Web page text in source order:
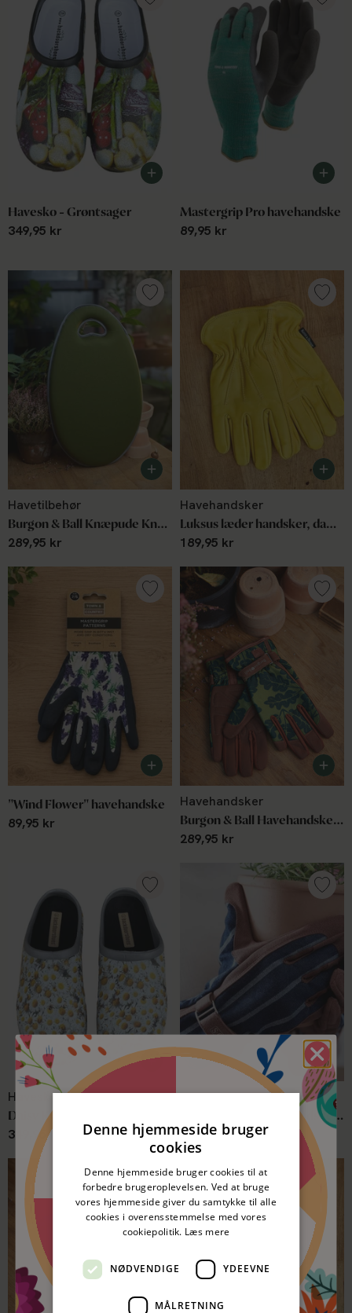
Havesko - Grøntsager
349,95 kr
Mastergrip Pro havehandske
89,95 kr
Havetilbehør
Burgon & Ball Knæpude Kneelo Moss
289,95 kr
Havehandsker
Luksus læder handsker, dame, medium
189,95 kr
"Wind Flower" havehandske
89,95 kr
Havehandsker
Burgon & Ball Havehandske - Love The Glove Oak Leaf Moss
289,95 kr
Havesko
Daisy KUN STR. 36
349,95 kr
Havetilbehør
Burgon & Ball Havehandsker Striped Glove Blue
269,95 kr
Denne hjemmeside bruger
cookies
Denne hjemmeside bruger cookies til at
forbedre brugeroplevelsen. Ved at bruge
vores hjemmeside giver du samtykke til alle
cookies i overensstemmelse med vores
cookiepolitik. Læs mere
NØDVENDIGE YDEEVNE
MÅLRETNING
Spar 5%
50 kr. rabat
nitte
nitte
Spar 5%
50 kr. rabat
nitte
nitte